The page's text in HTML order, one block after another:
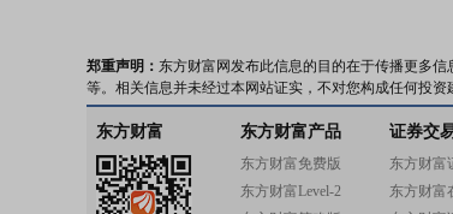
郑重声明： 东方财富网发布此信息的目的在于传播更多
等。相关信息并未经过本网站证实，不对您构成任何投资